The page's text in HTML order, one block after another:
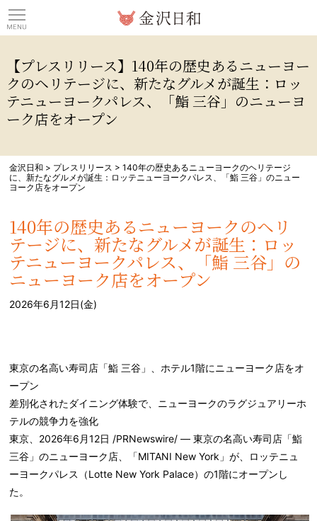
【プレスリリース】140年の歴史あるニューヨー
クのヘリテージに、新たなグルメが誕生：ロッ
テニューヨークパレス、「鮨 三谷」のニューヨ
ーク店をオープン
金沢日和 > プレスリリース >140年の歴史あるニューヨークのヘリテージ
に、新たなグルメが誕生：ロッテニューヨークパレス、「鮨 三谷」のニュー
ヨーク店をオープン
140年の歴史あるニューヨークのヘリ
テージに、新たなグルメが誕生：ロッ
テニューヨークパレス、「鮨 三谷」の
ニューヨーク店をオープン
2026年6月12日(金)
東京の名高い寿司店「鮨 三谷」、ホテル1階にニューヨーク店をオ
ープン
差別化されたダイニング体験で、ニューヨークのラグジュアリーホ
テルの競争力を強化
東京、2026年6月12日 /PRNewswire/ — 東京の名高い寿司店「鮨
三谷」のニューヨーク店、「MITANI New York 」が、 ロッテニュ
ーヨークパレス（Lotte New York Palace）の1階にオープンし
た。